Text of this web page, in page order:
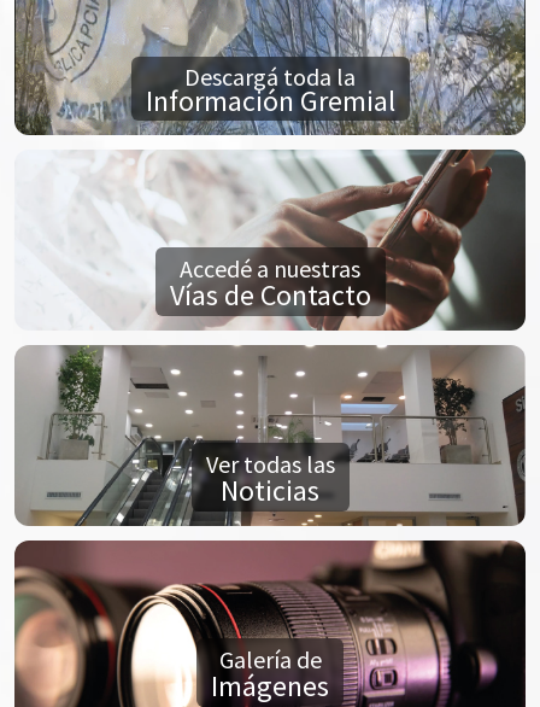
Descargá toda la
Información Gremial
Accedé a nuestras
Vías de Contacto
Ver todas las
Noticias
Galería de
Imágenes